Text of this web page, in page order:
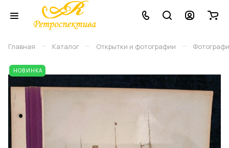
Главная – Каталог – Открытки и фотографии –
НОВИНКА